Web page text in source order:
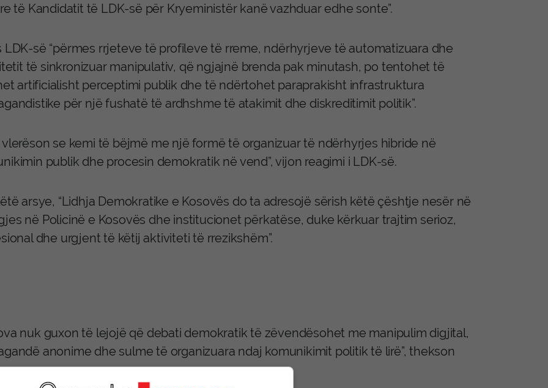
të Kandidatit të LDK-së për Kryeministër kanë vazhduar edhe sonte”.
LDK-së “përmes rrjeteve të profileve të rreme, ndërhyrjeve të automatizuara dhe
të sinkronizuar manipulativ, që ngjajnë brenda pak minutash, po tentohet të
artificialisht perceptimi publik dhe të ndërtohet paraprakisht infrastruktura
për një fushatë të ardhshme të atakimit dhe diskreditimit politik”.
vlerëson se kemi të bëjmë me një formë të organizuar të ndërhyrjes hibride në
publik dhe procesin demokratik në vend”, vijon reagimi i LDK-së.
arsye, “Lidhja Demokratike e Kosovës do ta adresojë sërish këtë çështje nesër në
në Policinë e Kosovës dhe institucionet përkatëse, duke kërkuar trajtim serioz,
dhe urgjent të këtij aktiviteti të rrezikshëm”.
nuk guxon të lejojë që debati demokratik të zëvendësohet me manipulim digjital,
anonime dhe sulme të organizuara ndaj komunikimit politik të lirë”, thekson